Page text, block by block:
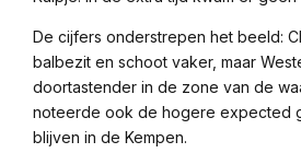
De cijfers onderstrepen het beeld:
balbezit en schoot vaker, maar
doortastender in de zone van de
noteerde ook de hogere expected
blijven in de Kempen.